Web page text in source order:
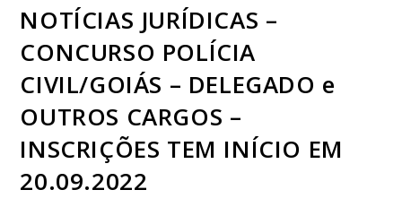
NOTÍCIAS JURÍDICAS –
CONCURSO POLÍCIA
CIVIL/GOIÁS – DELEGADO e
OUTROS CARGOS –
INSCRIÇÕES TEM INÍCIO EM
20.09.2022